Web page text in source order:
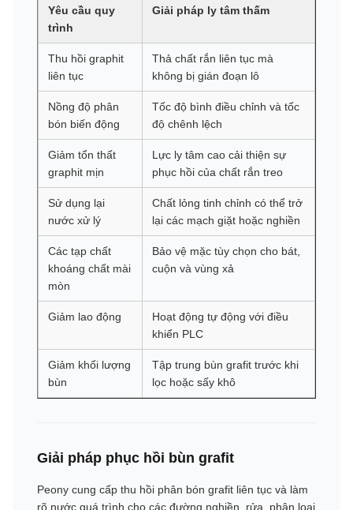
Yêu cầu quy
trình
Giải pháp ly tâm thấm
Thu hồi graphit
liên tục
Thả chất rắn liên tục mà
không bị gián đoạn lô
Nồng độ phân
bón biến động
Tốc độ bình điều chỉnh và tốc
độ chênh lệch
Giảm tổn thất
graphit mịn
Lực ly tâm cao cải thiện sự
phục hồi của chất rắn treo
Sử dụng lại
nước xử lý
Chất lỏng tinh chỉnh có thể trở
lại các mạch giặt hoặc nghiền
Các tạp chất
khoáng chất mài
mòn
Bảo vệ mặc tùy chọn cho bát,
cuộn và vùng xả
Giảm lao động
Hoạt động tự động với điều
khiển PLC
Giảm khối lượng
bùn
Tập trung bùn grafit trước khi
lọc hoặc sấy khô
Giải pháp phục hồi bùn grafit
Peony cung cấp thu hồi phân bón grafit liên tục và làm
rõ nước quá trình cho các đường nghiền, rửa, phân loại